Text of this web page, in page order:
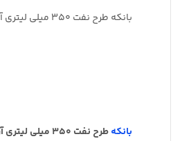
بانکه طرح نفت 350 میلی لیتری آریسام با طراحی خاص و درب محکم، مناسب نگهداری ادویه، حبوبات یا مواد خوراکی خشک با ظاهری متفاوت است .
بانکهطرح نفت 350 میلی لیتری آریسام ،